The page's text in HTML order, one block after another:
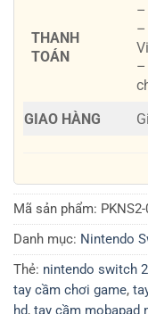
THANH
TOÁN
–
–
GIAO HÀNG
Mã sản phẩm:
Danh mục: Nintendo
Thẻ: nintendo switch 2
tay cầm chơi game,
hd, tay cầm mobapad